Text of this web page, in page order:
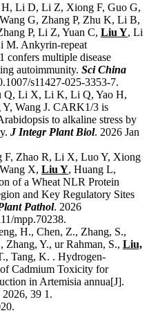
Li D, Li Z, Xiong F, Guo G,
G, Zhang P, Zhu K, Li B,
P, Li Z, Yuan C, Liu Y, Li
M. Ankyrin-repeat
confers multiple disease
autoimmunity. Sci China
s11427-025-3353-7.
Q, Li X, Li K, Li Q, Yao H,
Y, Wang J. CARK1/3 is
to alkaline stress by
J Integr Plant Biol. 2026 Jan
F, Zhao R, Li X, Luo Y, Xiong
X, Liu Y, Huang L,
of a Wheat NLR Protein
and Key Regulatory Sites
Pathol. 2026
mpp.70238.
H., Chen, Z., Zhang, S.,
Zhang, Y., ur Rahman, S., Liu,
Tang, K. . Hydrogen-
Cadmium Toxicity for
in Artemisia annua[J].
2026, 39 1.